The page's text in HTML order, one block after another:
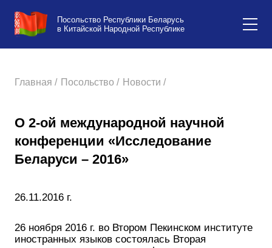
Посольство Республики Беларусь
в Китайской Народной Республике
Главная / Посольство / Новости /
О 2-ой международной научной
конференции «Исследование
Беларуси – 2016»
26.11.2016 г.
26 ноября 2016 г. во Втором Пекинском институте
иностранных языков состоялась Вторая